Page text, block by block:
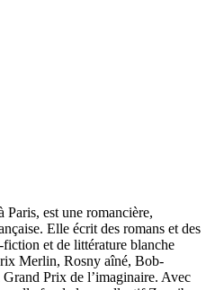
est une romancière,
Elle écrit des romans et des
et de littérature blanche
Merlin, Rosny aîné, Bob-
Prix de l’imaginaire. Avec